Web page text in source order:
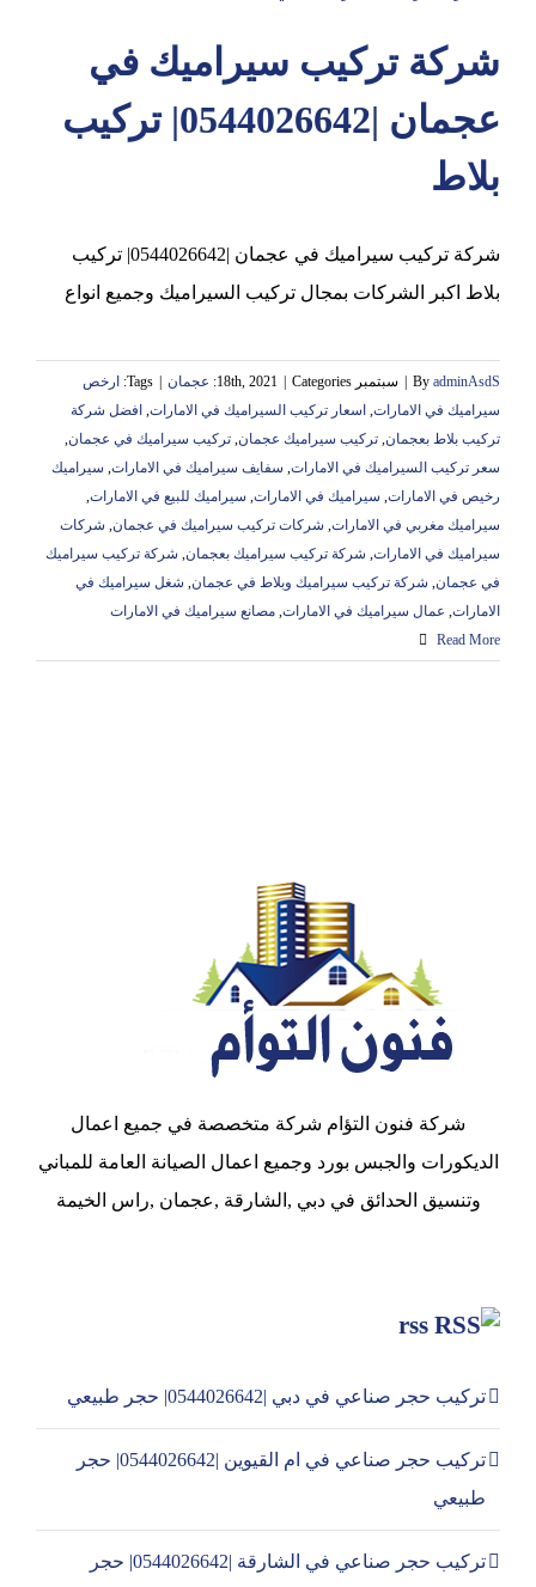
شركة تركيب سيراميك في
عجمان |0544026642| تركيب
بلاط
شركة تركيب سيراميك في عجمان |0544026642| تركيب
بلاط اكبر الشركات بمجال تركيب السيراميك وجميع انواع
By adminAsdS سبتمبر 18th, 2021 Categories: عجمان Tags:
ارخص
سيراميك في الامارات, اسعار تركيب السيراميك في الامارات, افضل شركة
تركيب بلاط بعجمان, تركيب سيراميك عجمان, تركيب سيراميك في عجمان,
سعر تركيب السيراميك في الامارات, سفايف سيراميك في الامارات, سيراميك
رخيص في الامارات, سيراميك في الامارات, سيراميك للبيع في الامارات,
سيراميك مغربي في الامارات, شركات تركيب سيراميك في عجمان, شركات
سيراميك في الامارات, شركة تركيب سيراميك بعجمان, شركة تركيب سيراميك
في عجمان, شركة تركيب سيراميك وبلاط في عجمان, شغل سيراميك في
الامارات, عمال سيراميك في الامارات, مصانع سيراميك في الامارات
Read More
شركة فنون التؤام شركة متخصصة في جميع اعمال
الديكورات والجبس بورد وجميع اعمال الصيانة العامة للمباني
وتنسيق الحدائق في دبي ,الشارقة ,عجمان ,راس الخيمة
rss
تركيب حجر صناعي في دبي |0544026642| حجر طبيعي
تركيب حجر صناعي في ام القيوين |0544026642| حجر
طبيعي
تركيب حجر صناعي في الشارقة |0544026642| حجر